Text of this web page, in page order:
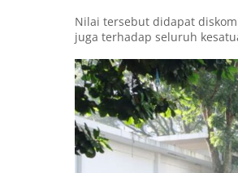
Nilai tersebut didapat
juga terhadap seluruh